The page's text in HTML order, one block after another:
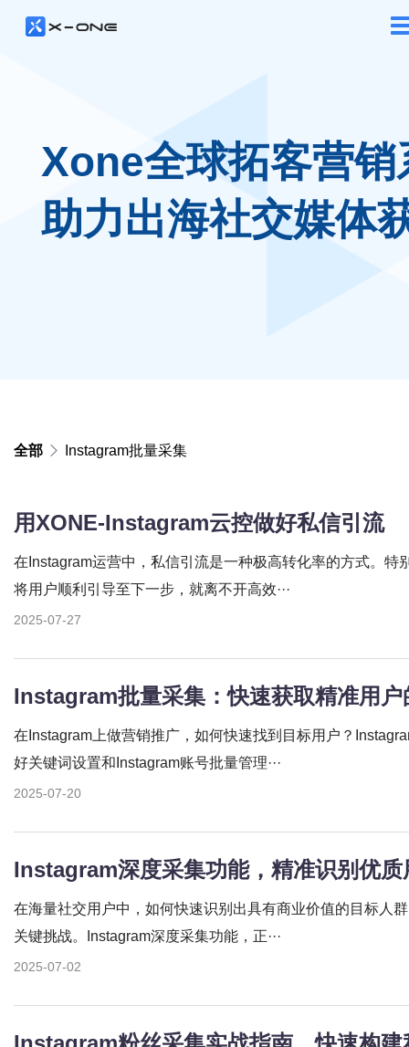
Xone全球拓客营销
助力出海社交媒体
全部 Instagram批量采集
用XONE-Instagram云控做好私信引流
在Instagram运营中，私信引流是一种极高转化率的方式。特
将用户顺利引导至下一步，就离不开高效···
2025-07-27
Instagram批量采集：快速获取精准用户
在Instagram上做营销推广，如何快速找到目标用户？
好关键词设置和Instagram账号批量管理···
2025-07-20
Instagram深度采集功能，精准识别优质
在海量社交用户中，如何快速识别出具有商业价值的目标人
关键挑战。Instagram深度采集功能，正···
2025-07-02